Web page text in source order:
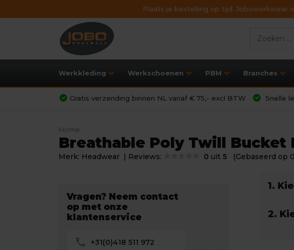
Plaats je bestelling op tijd. Joboworkwear is
Werkkleding Werkschoenen PBM Branches
Gratis verzending binnen NL vanaf € 75,- excl BTW Snelle
Home
Breathable Poly Twill Bucket
Merk: Headwear | Reviews: 0 uit 5 (Gebaseerd op
Vragen? Neem contact
op met onze
klantenservice
call +31(0)418 511 972
1.
2.